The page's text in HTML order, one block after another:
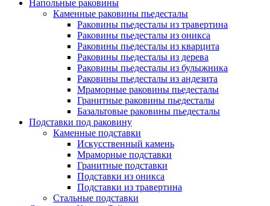
Напольные раковины
Каменные раковины пьедесталы
Раковины пьедесталы из травертина
Раковины пьедесталы из оникса
Раковины пьедесталы из кварцита
Раковины пьедесталы из дерева
Раковины пьедесталы из булыжника
Раковины пьедесталы из андезита
Мраморные раковины пьедесталы
Гранитные раковины пьедесталы
Базальтовые раковины пьедесталы
Подставки под раковину
Каменные подставки
Искусственный камень
Мраморные подставки
Гранитные подставки
Подставки из оникса
Подставки из травертина
Стальные подставки